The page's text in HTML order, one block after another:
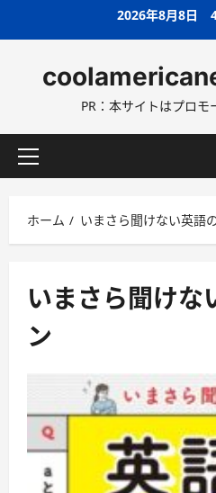
ス
ッ
2026年8月8日
PR：本サイトはプロモ
メ
メ
ニ
ー
ホーム いまさら聞けない英語
いまさら聞けな
ン